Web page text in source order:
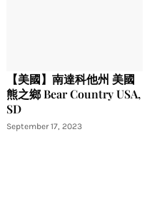
【美國】南達科他州 美國
熊之鄉 Bear Country USA,
SD
September 17, 2023